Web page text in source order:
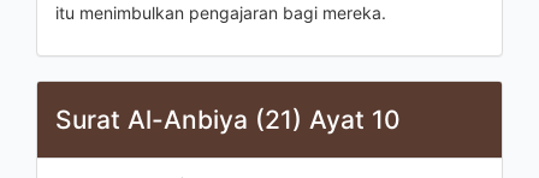
itu menimbulkan pengajaran bagi mereka.
Surat Al-Anbiya (21) Ayat 10